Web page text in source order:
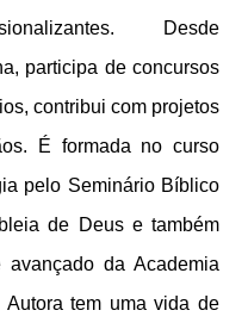
Desde
participa de concursos
contribui com projetos
É formada no curso
pelo Seminário Bíblico
de Deus e também
da Academia
tem uma vida de